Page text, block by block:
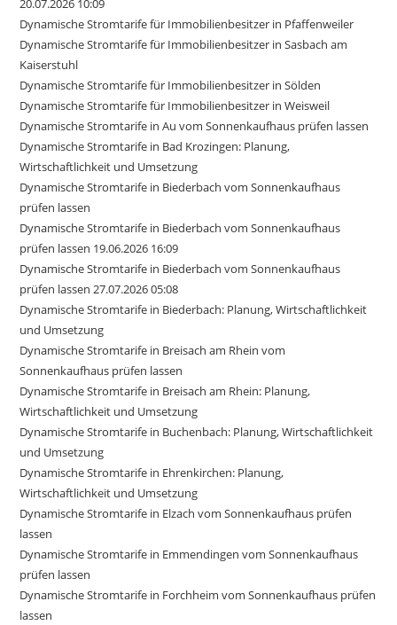
20.07.2026 10:09
Dynamische Stromtarife für Immobilienbesitzer in Pfaffenweiler
Dynamische Stromtarife für Immobilienbesitzer in Sasbach am
Kaiserstuhl
Dynamische Stromtarife für Immobilienbesitzer in Sölden
Dynamische Stromtarife für Immobilienbesitzer in Weisweil
Dynamische Stromtarife in Au vom Sonnenkaufhaus prüfen lassen
Dynamische Stromtarife in Bad Krozingen: Planung,
Wirtschaftlichkeit und Umsetzung
Dynamische Stromtarife in Biederbach vom Sonnenkaufhaus
prüfen lassen
Dynamische Stromtarife in Biederbach vom Sonnenkaufhaus
prüfen lassen 19.06.2026 16:09
Dynamische Stromtarife in Biederbach vom Sonnenkaufhaus
prüfen lassen 27.07.2026 05:08
Dynamische Stromtarife in Biederbach: Planung, Wirtschaftlichkeit
und Umsetzung
Dynamische Stromtarife in Breisach am Rhein vom
Sonnenkaufhaus prüfen lassen
Dynamische Stromtarife in Breisach am Rhein: Planung,
Wirtschaftlichkeit und Umsetzung
Dynamische Stromtarife in Buchenbach: Planung, Wirtschaftlichkeit
und Umsetzung
Dynamische Stromtarife in Ehrenkirchen: Planung,
Wirtschaftlichkeit und Umsetzung
Dynamische Stromtarife in Elzach vom Sonnenkaufhaus prüfen
lassen
Dynamische Stromtarife in Emmendingen vom Sonnenkaufhaus
prüfen lassen
Dynamische Stromtarife in Forchheim vom Sonnenkaufhaus prüfen
lassen